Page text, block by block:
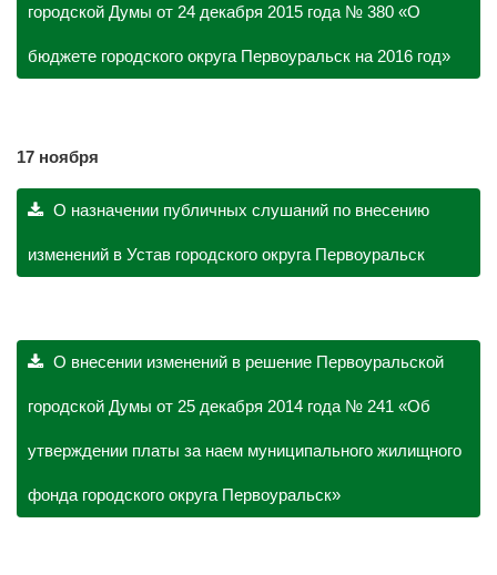
городской Думы от 24 декабря 2015 года № 380 «О
бюджете городского округа Первоуральск на 2016 год»
17 ноября
О назначении публичных слушаний по внесению
изменений в Устав городского округа Первоуральск
О внесении изменений в решение Первоуральской
городской Думы от 25 декабря 2014 года № 241 «Об
утверждении платы за наем муниципального жилищного
фонда городского округа Первоуральск»